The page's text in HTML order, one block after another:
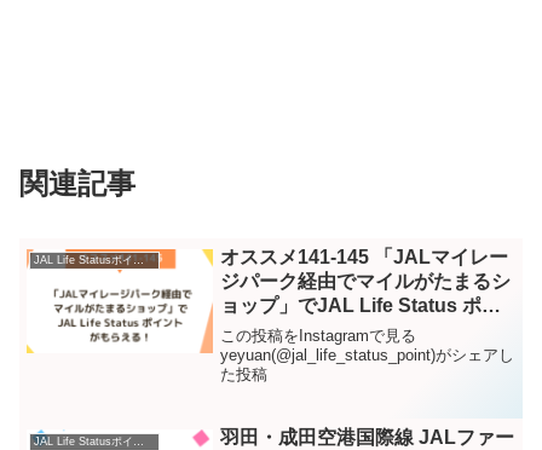
関連記事
JAL Life Statusポイント – Instagram
オススメ141-145 「JALマイレー
ジパーク経由でマイルがたまるシ
ョップ」でJAL Life Status ポイ
ントがもらえる！ – Instagram
この投稿をInstagramで見る
yeyuan(@jal_life_status_point)がシェアし
た投稿
羽田・成田空港国際線 JALファー